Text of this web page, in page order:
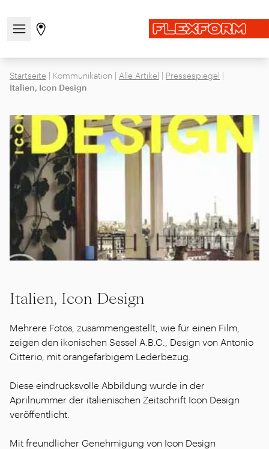
Navigationsmenü öffnen / schließen
Gehen Sie zur Store-Seite
Startseite | Kommunikation | Alle Artikel | Pressespiegel |
Italien, Icon Design
Italien, Icon Design
Mehrere Fotos, zusammengestellt, wie für einen Film,
zeigen den ikonischen Sessel A.B.C., Design von Antonio
Citterio, mit orangefarbigem Lederbezug.
Diese eindrucksvolle Abbildung wurde in der
Aprilnummer der italienischen Zeitschrift Icon Design
veröffentlicht.
Mit freundlicher Genehmigung von Icon Design